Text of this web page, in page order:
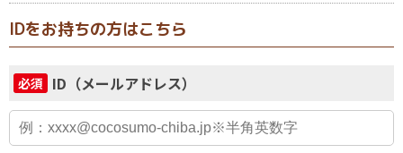
IDをお持ちの方はこちら
必須 ID（メールアドレス）